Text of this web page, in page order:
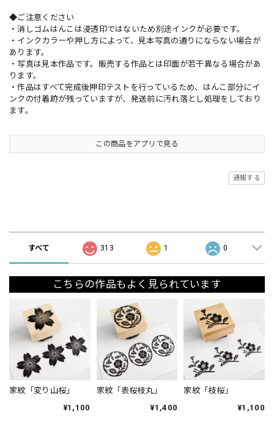
◆ご注意ください
・消しゴムはんこは浸透印ではないため別途インクが必要です。
・インクカラーや押し方によって、見本写真の通りにならない場合が
あります。
・写真は見本作品です。販売する作品とは印面が若干異なる場合があ
ります。
・作品はすべて完成後押印テストを行っているため、はんこ部分にイ
ンクの付着跡が残っていますが、発送前に汚れ落とし処理をしており
ます。
この商品をアプリで見る
通報する
すべて 313 1 0
こちらの作品もよく見られています
家紋「変り山桜」
¥1,100
家紋「表桜枝丸」
¥1,400
家紋「枝桜」
¥1,100